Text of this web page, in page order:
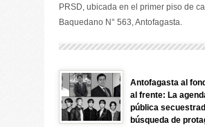
PRSD, ubicada en el primer piso de
Baquedano N° 563, Antofagasta.
Antofagasta al
al frente: La
pública
búsqueda de